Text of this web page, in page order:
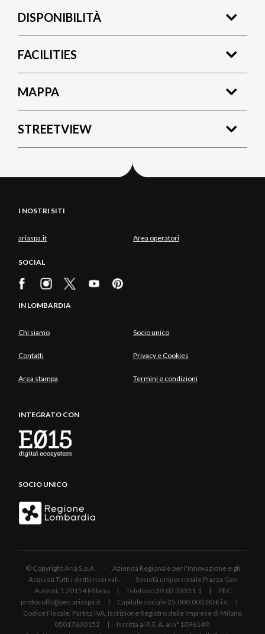
DISPONIBILITÀ
FACILITIES
MAPPA
STREETVIEW
I NOSTRI SITI
ariaspa.it Area operatori
SOCIAL
IN LOMBARDIA
Chi siamo Socio unico
Contatti Privacy e Cookies
Area stampa Termini e condizioni
INTEGRATO CON
SOCIO UNICO
© Copyright Aria S.p.A. - Azienda Regionale per l'Innovazione e gli
Acquisti Tutti i diritti riservati - Società unipersonale Piazza Gae
Aulenti, 1 20154 Milano | Telefono 39.02 39331.1 | PEC
protocollo@pec.ariaspa.it | Capitale sociale 25.000.000,00 € i.v. |
Codice Fiscale, Partita IVA, Iscrizione Registro delle Imprese di Milano
05017630152 | Iscritta al R.E.A. al n°1096149.